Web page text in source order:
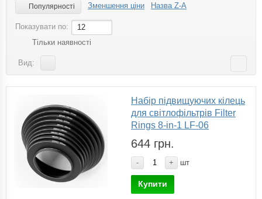
Популярності Зменшення ціни Назва Z-A
Показувати по:
12
Тільки наявності
Вид:
Набір підвищуючих кілець
для світлофільтрів Filter
Rings 8-in-1 LF-06
644 грн.
- + шт
Купити